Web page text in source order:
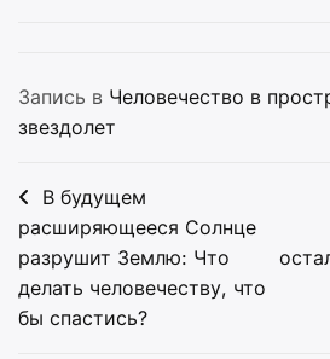
Запись в Человечество в
звездолет
Навигация
по
записям
В будущем
расширяющееся Солнце
разрушит Землю: Что
делать человечеству, что
бы спастись?